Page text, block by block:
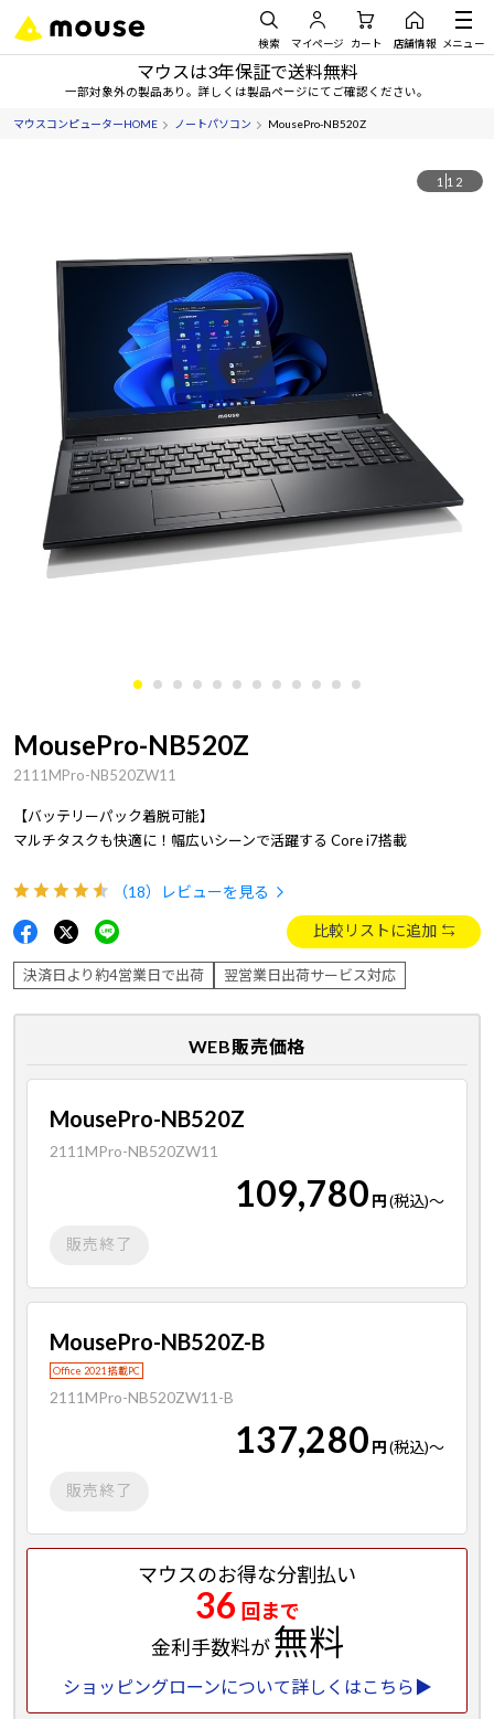
検索 マイページ カート 店舗情報 メニュー
マウスは3年保証で送料無料
一部対象外の製品あり。詳しくは製品ページにてご確認ください。
マウスコンピューターHOME ノートパソコン MousePro-NB520Z
1 12
MousePro-NB520Z
2111MPro-NB520ZW11
【バッテリーパック着脱可能】
マルチタスクも快適に！幅広いシーンで活躍する Core i7搭載
（18） レビューを見る
比較リストに追加
決済日より約4営業日で出荷 翌営業日出荷サービス対応
WEB販売価格
MousePro-NB520Z
2111MPro-NB520ZW11
109,780 円(税込)～
販売終了
MousePro-NB520Z-B
Office 2021 搭載PC
2111MPro-NB520ZW11-B
137,280 円(税込)～
販売終了
マウスのお得な分割払い
36 回まで
金利手数料が無料
ショッピングローンについて詳しくはこちら▶